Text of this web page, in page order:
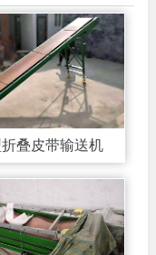
叠皮带输送机